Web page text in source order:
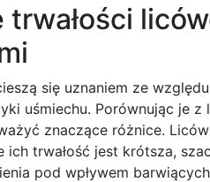
trwałości
się uznaniem ze
uśmiechu. Porównując je
znaczące różnice.
ich trwałość jest krótsza,
pod wpływem